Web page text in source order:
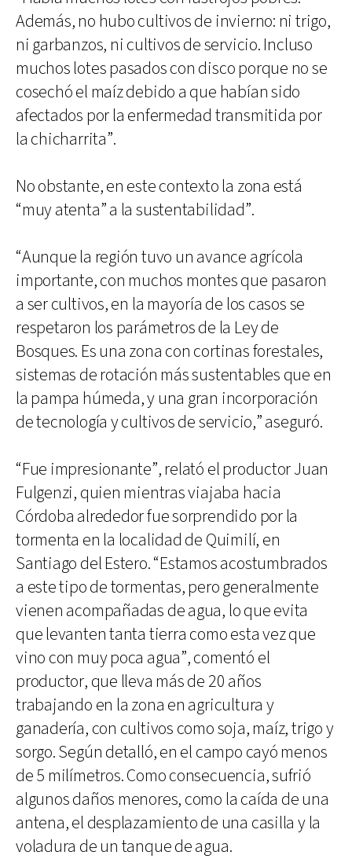
Además, no hubo cultivos de invierno: ni trigo,
ni garbanzos, ni cultivos de servicio. Incluso
muchos lotes pasados con disco porque no se
cosechó el maíz debido a que habían sido
afectados por la enfermedad transmitida por
la chicharrita”.
No obstante, en este contexto la zona está
“muy atenta” a la sustentabilidad”.
“Aunque la región tuvo un avance agrícola
importante, con muchos montes que pasaron
a ser cultivos, en la mayoría de los casos se
respetaron los parámetros de la Ley de
Bosques. Es una zona con cortinas forestales,
sistemas de rotación más sustentables que en
la pampa húmeda, y una gran incorporación
de tecnología y cultivos de servicio,” aseguró.
“Fue impresionante”, relató el productor Juan
Fulgenzi, quien mientras viajaba hacia
Córdoba alrededor fue sorprendido por la
tormenta en la localidad de Quimilí, en
Santiago del Estero. “Estamos acostumbrados
a este tipo de tormentas, pero generalmente
vienen acompañadas de agua, lo que evita
que levanten tanta tierra como esta vez que
vino con muy poca agua”, comentó el
productor, que lleva más de 20 años
trabajando en la zona en agricultura y
ganadería, con cultivos como soja, maíz, trigo y
sorgo. Según detalló, en el campo cayó menos
de 5 milímetros. Como consecuencia, sufrió
algunos daños menores, como la caída de una
antena, el desplazamiento de una casilla y la
voladura de un tanque de agua.